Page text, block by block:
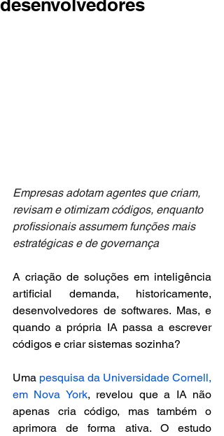
desenvolvedores
Empresas adotam agentes que criam,
revisam e otimizam códigos, enquanto
profissionais assumem funções mais
estratégicas e de governança
A criação de soluções em inteligência
artificial demanda, historicamente,
desenvolvedores de softwares. Mas, e
quando a própria IA passa a escrever
códigos e criar sistemas sozinha?
Uma pesquisa da Universidade Cornell,
em Nova York, revelou que a IA não
apenas cria código, mas também o
aprimora de forma ativa. O estudo